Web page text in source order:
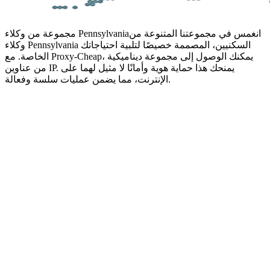
مجموعة من وكلاء Pennsylvaniaانغمس في مجموعتنا المتنوعة من
وكلاء Pennsylvania السكنيين، المصممة خصيصًا لتلبية احتياجاتك
الخاصة. مع Proxy-Cheap، يمكنك الوصول إلى مجموعة ديناميكية
من عناوين IP. يمنحك هذا حماية هوية وأمانًا لا مثيل لهما على
الإنترنت، مما يضمن عمليات سلسة وفعالة.